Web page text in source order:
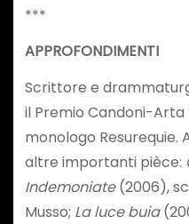
***
APPROFONDIMENTI
Scrittore e
il Premio Candoni-
monologo Resurequie.
altre importanti pièce:
Indemoniate(2006),
Musso; La luce buia